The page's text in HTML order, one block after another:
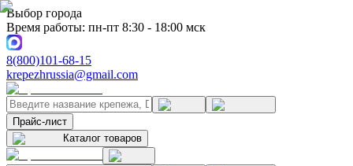
Выбор города
Время работы: пн-пт 8:30 - 18:00 мск
8(800)101-68-15
krepezhrussia@gmail.com
Прайс-лист
Каталог товаров